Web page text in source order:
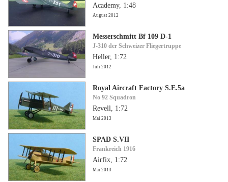
Academy, 1:48
August 2012
Messerschmitt Bf 109 D-1
J-310 der Schweizer Fliegertruppe
Heller, 1:72
Juli 2012
Royal Aircraft Factory S.E.5a
No 92 Squadron
Revell, 1:72
Mai 2013
SPAD S.VII
Frankreich 1916
Airfix, 1:72
Mai 2013